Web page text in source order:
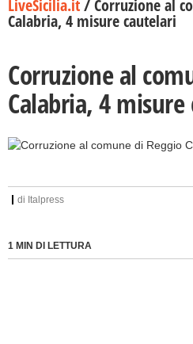
LiveSicilia.it/Corruzione al
Calabria, 4 misure cautelari
Corruzione al
Calabria, 4
di Italpress
1 MIN DI LETTURA